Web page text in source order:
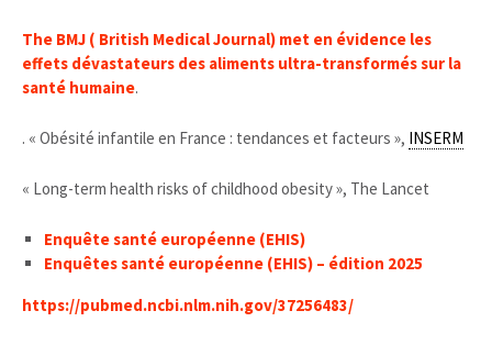
The BMJ ( British Medical Journal) met en évidence les
effets dévastateurs des aliments ultra-transformés sur la
santé humaine.
. « Obésité infantile en France : tendances et facteurs », INSERM
« Long-term health risks of childhood obesity », The Lancet
Enquête santé européenne (EHIS)
Enquêtes santé européenne (EHIS) – édition 2025
https://pubmed.ncbi.nlm.nih.gov/37256483/